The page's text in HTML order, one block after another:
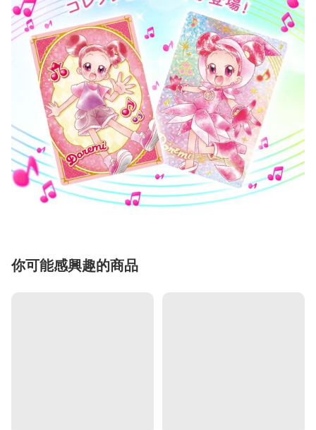
你可能感興趣的商品